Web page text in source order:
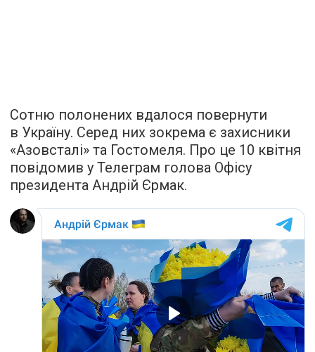
Сотню полонених вдалося повернути
в Україну. Серед них зокрема є захисники
«Азовсталі» та Гостомеля. Про це 10 квітня
повідомив у Телеграм голова Офісу
президента Андрій Єрмак.